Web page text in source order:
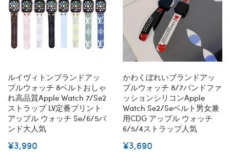
ルイヴィトンブランドアッ
プルウォッチ 8ベルトおしゃ
れ高品質apple Watch 7/se2
ストラップ LV定番プリント
アップル ウォッチ Se/6/5バ
ンド大人気
¥3,990
かわくぼれいブランドアッ
プルウォッチ 8/7バンドファ
ッションシリコンApple
Watch Se2/seベルト男女兼
用CDG アップル ウォッチ
6/5/4ストラップ人気
¥3,690